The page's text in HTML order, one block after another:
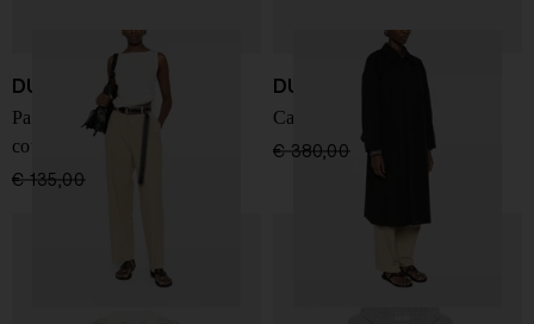
DUNST
Pantaloni chino in misto
cotone
€ 135,00
DUNST
Cappotto in misto cotone
€ 380,00 € 266,00